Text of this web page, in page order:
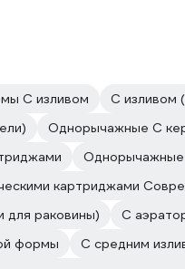
С изливом С изливом
Однорычажные С
Однорычажные
картриджами
для раковины)
С
формы С средним